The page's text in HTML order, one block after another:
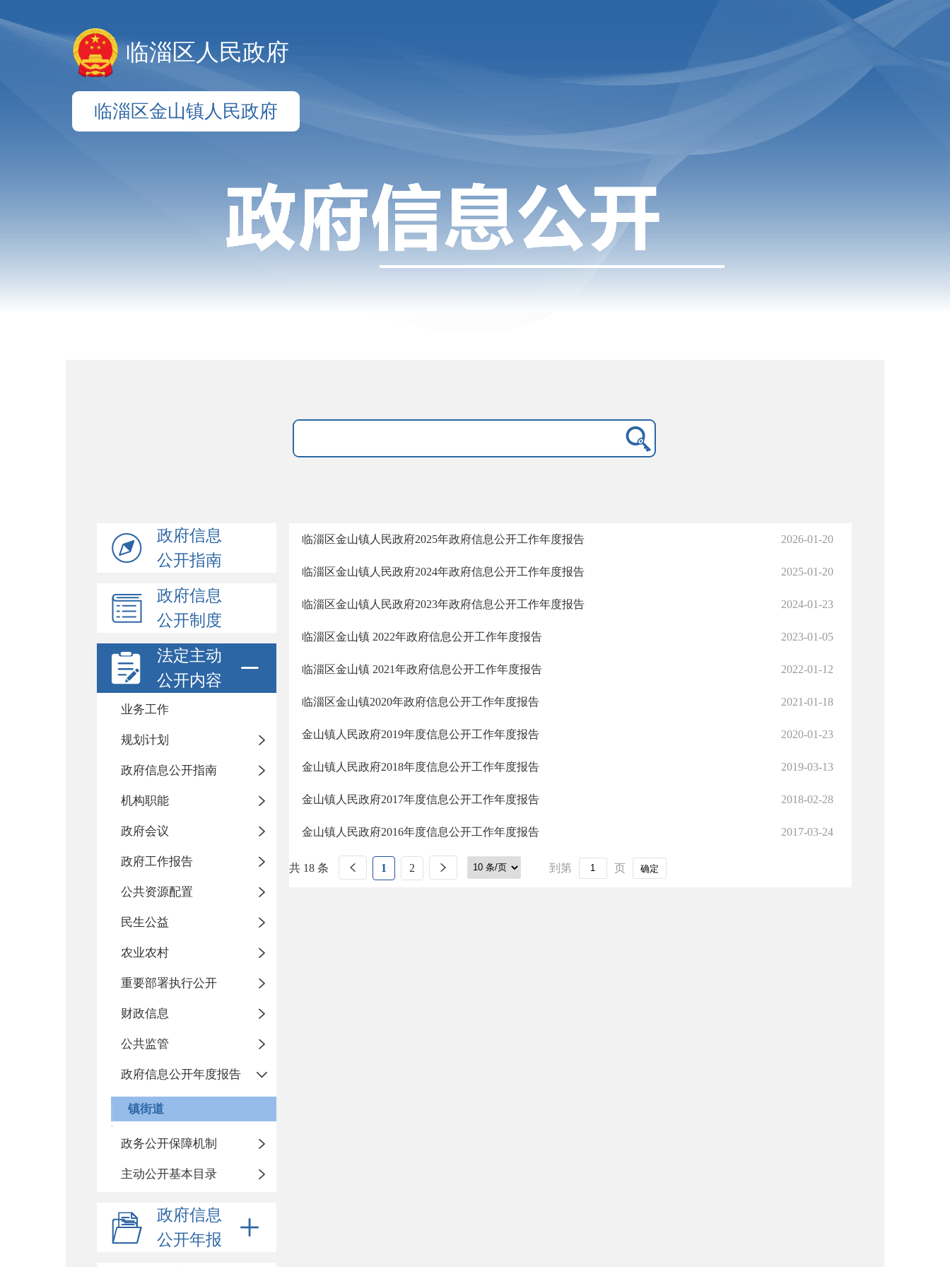
临淄区人民政府
临淄区金山镇人民政府
政府信息
公开指南
政府信息
公开制度
法定主动
公开内容
业务工作
规划计划
政府信息公开指南
机构职能
政府会议
政府工作报告
公共资源配置
民生公益
农业农村
重要部署执行公开
财政信息
公共监管
政府信息公开年度报告
镇街道
政务公开保障机制
主动公开基本目录
政府信息
公开年报
临淄区金山镇人民政府2025年政府信息公开工作年度报告 2026-01-20
临淄区金山镇人民政府2024年政府信息公开工作年度报告 2025-01-20
临淄区金山镇人民政府2023年政府信息公开工作年度报告 2024-01-23
临淄区金山镇 2022年政府信息公开工作年度报告 2023-01-05
临淄区金山镇 2021年政府信息公开工作年度报告 2022-01-12
临淄区金山镇2020年政府信息公开工作年度报告 2021-01-18
金山镇人民政府2019年度信息公开工作年度报告 2020-01-23
金山镇人民政府2018年度信息公开工作年度报告 2019-03-13
金山镇人民政府2017年度信息公开工作年度报告 2018-02-28
金山镇人民政府2016年度信息公开工作年度报告 2017-03-24
共 18 条 1 2 到第 页 确定